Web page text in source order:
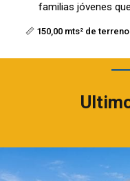
📏 150,00 mts² de
familias jóvenes